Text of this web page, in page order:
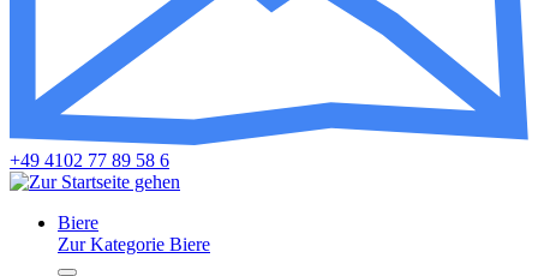
+49 4102 77 89 58 6
Biere
Zur Kategorie Biere